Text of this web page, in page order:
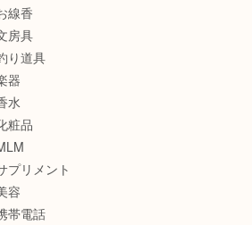
線香
房具
り道具
器
水
粧品
プリメント
容
帯電話